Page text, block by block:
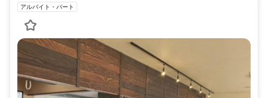
アルバイト・パート